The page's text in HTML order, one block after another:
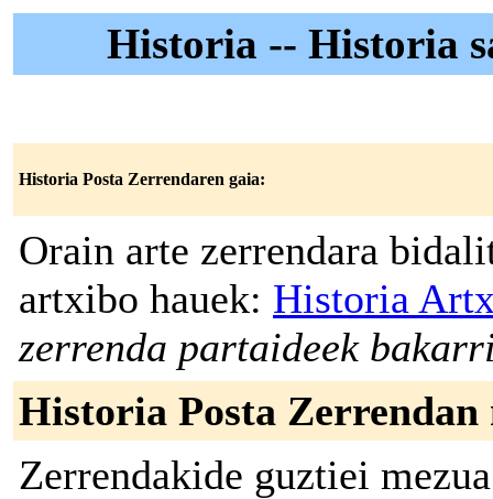
Historia -- Historia
Historia Posta Zerrendaren gaia:
Orain arte zerrendara
artxibo hauek: Historia
zerrenda partaideek
Historia Posta
Zerrendakide guztiei